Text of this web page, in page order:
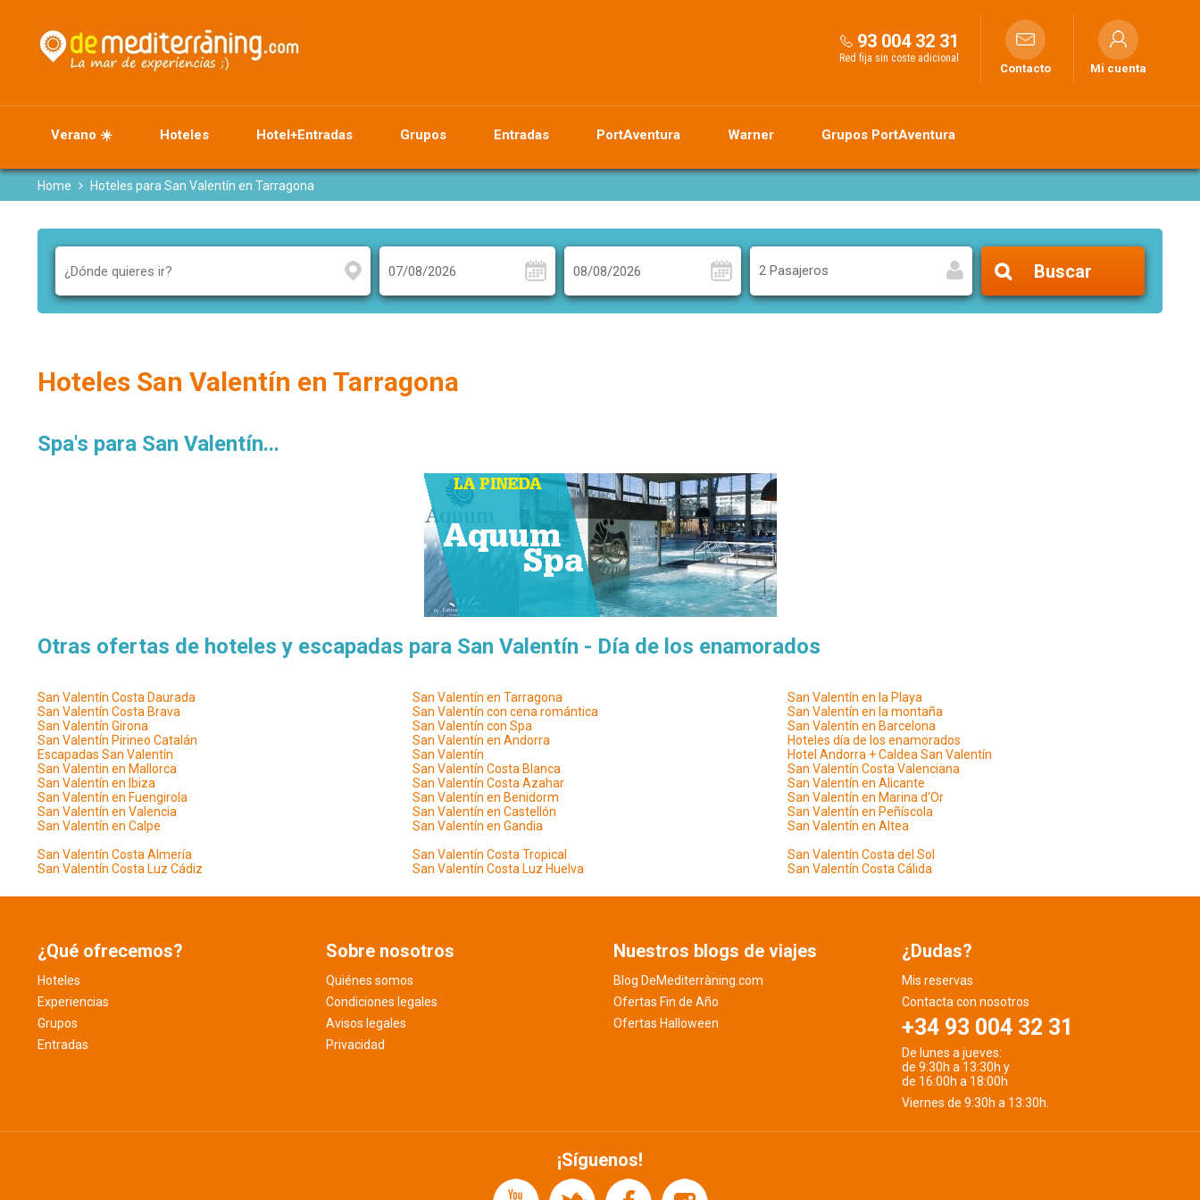
93 004 32 31
Red fija sin coste adicional
Contacto Mi cuenta
Verano ☀️ Hoteles Hotel+Entradas Grupos Entradas PortAventura Warner Grupos PortAventura
Home Hoteles para San Valentín en Tarragona
2 Pasajeros Buscar
Hoteles San Valentín en Tarragona
Spa's para San Valentín...
Otras ofertas de hoteles y escapadas para San Valentín - Día de los enamorados
San Valentín Costa Daurada San Valentín en Tarragona
San Valentín en la Playa
San Valentín Costa Brava
San Valentín con cena romántica
San Valentín en la montaña
San Valentín Girona
San Valentín con Spa
San Valentín en Barcelona
San Valentín Pirineo Catalán
San Valentín en Andorra
Hoteles día de los enamorados
Escapadas San Valentín
San Valentín
Hotel Andorra + Caldea San Valentín
San Valentin en Mallorca
San Valentín Costa Blanca
San Valentín Costa Valenciana
San Valentín en Ibiza
San Valentín Costa Azahar
San Valentín en Alicante
San Valentín en Fuengirola
San Valentín en Benidorm
San Valentín en Marina d'Or
San Valentín en Valencia
San Valentín en Castellón
San Valentín en Peñíscola
San Valentín en Calpe
San Valentín en Gandia
San Valentín en Altea
San Valentín Costa Almería
San Valentín Costa Tropical
San Valentín Costa del Sol
San Valentín Costa Luz Cádiz
San Valentín Costa Luz Huelva San Valentín Costa Cálida
¿Qué ofrecemos?
Hoteles
Experiencias
Grupos
Entradas
Sobre nosotros
Quiénes somos
Condiciones legales
Avisos legales
Privacidad
Nuestros blogs de viajes
Blog DeMediterràning.com
Ofertas Fin de Año
Ofertas Halloween
¿Dudas?
Mis reservas
Contacta con nosotros
+34 93 004 32 31
De lunes a jueves:
de 9:30h a 13:30h y
de 16:00h a 18:00h
Viernes de 9:30h a 13:30h.
¡Síguenos!